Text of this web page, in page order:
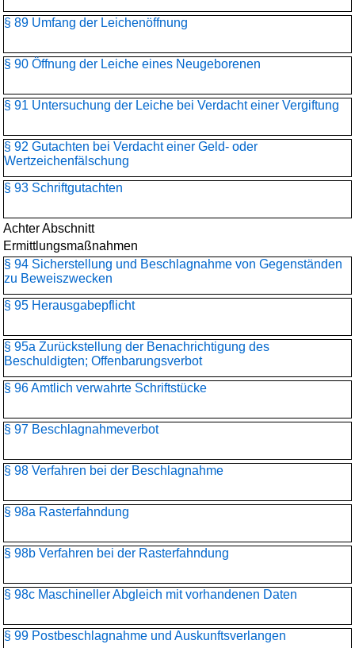
§ 89 Umfang der Leichenöffnung
§ 90 Öffnung der Leiche eines Neugeborenen
§ 91 Untersuchung der Leiche bei Verdacht einer Vergiftung
§ 92 Gutachten bei Verdacht einer Geld- oder
Wertzeichenfälschung
§ 93 Schriftgutachten
Achter Abschnitt
Ermittlungsmaßnahmen
§ 94 Sicherstellung und Beschlagnahme von Gegenständen
zu Beweiszwecken
§ 95 Herausgabepflicht
§ 95a Zurückstellung der Benachrichtigung des
Beschuldigten; Offenbarungsverbot
§ 96 Amtlich verwahrte Schriftstücke
§ 97 Beschlagnahmeverbot
§ 98 Verfahren bei der Beschlagnahme
§ 98a Rasterfahndung
§ 98b Verfahren bei der Rasterfahndung
§ 98c Maschineller Abgleich mit vorhandenen Daten
§ 99 Postbeschlagnahme und Auskunftsverlangen